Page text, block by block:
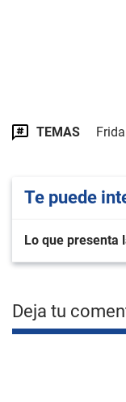
TEMAS Frida
Te puede
Lo que presenta
Deja tu